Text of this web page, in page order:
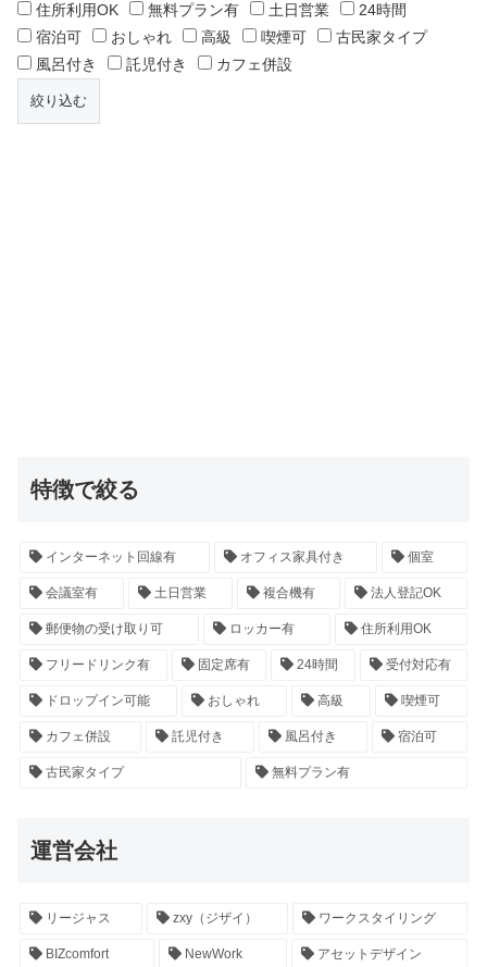
住所利用OK
無料プラン有 土日営業
24時間
宿泊可
おしゃれ 高級 喫煙可
古民家タイプ
風呂付き
託児付き カフェ併設
特徴で絞る
インターネット回線有 オフィス家具付き 個室
会議室有 土日営業 複合機有 法人登記OK
郵便物の受け取り可 ロッカー有 住所利用OK
フリードリンク有 固定席有 24時間 受付対応有
ドロップイン可能 おしゃれ 高級 喫煙可
カフェ併設 託児付き 風呂付き 宿泊可
古民家タイプ 無料プラン有
運営会社
リージャス zxy（ジザイ） ワークスタイリング
BIZcomfort NewWork アセットデザイン